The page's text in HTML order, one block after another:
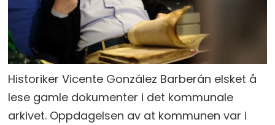
Historiker Vicente González Barberán elsket å
lese gamle dokumenter i det kommunale
arkivet. Oppdagelsen av at kommunen var i